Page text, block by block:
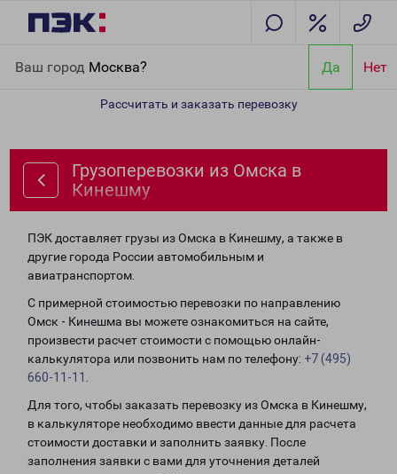
Ваш город Москва? Да Нет
Рассчитать и заказать перевозку
Грузоперевозки из Омска в
Кинешму
ПЭК доставляет грузы из Омска в Кинешму, а также в
другие города России автомобильным и
авиатранспортом.
С примерной стоимостью перевозки по направлению
Омск - Кинешма вы можете ознакомиться на сайте,
произвести расчет стоимости с помощью онлайн-
калькулятора или позвонить нам по телефону: +7 (495)
660-11-11
Для того, чтобы заказать перевозку из Омска в Кинешму,
в калькуляторе необходимо ввести данные для расчета
стоимости доставки и заполнить заявку. После
заполнения заявки с вами для уточнения деталей